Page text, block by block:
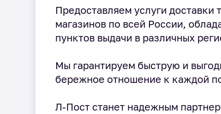
Предоставляем услуги доставки
магазинов по всей России,
пунктов выдачи в различных
Мы гарантируем быструю и
бережное отношение к каждой
Л-Пост станет надежным